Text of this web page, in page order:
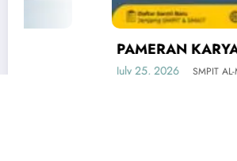
PAMERAN KARYA DIGITAL
SMPIT AL-MULTAZAM